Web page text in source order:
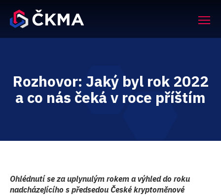
Rozhovor: Jaký byl rok 2022
a co nás čeká v roce příštím
Ohlédnutí se za uplynulým rokem a výhled do roku
nadcházejícího s předsedou České kryptoměnové